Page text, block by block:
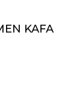
KAFA